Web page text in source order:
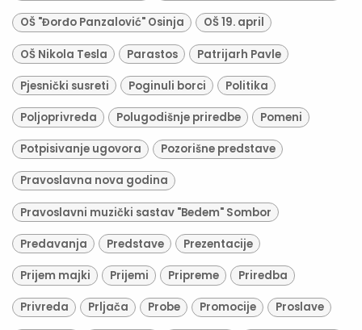
OŠ "Đorđo Panzalović" Osinja OŠ 19. april
OŠ Nikola Tesla Parastos Patrijarh Pavle
Pjesnički susreti Poginuli borci Politika
Poljoprivreda Polugodišnje priredbe Pomeni
Potpisivanje ugovora Pozorišne predstave
Pravoslavna nova godina
Pravoslavni muzički sastav "Bedem" Sombor
Predavanja Predstave Prezentacije
Prijem majki Prijemi Pripreme Priredba
Privreda Prljača Probe Promocije Proslave